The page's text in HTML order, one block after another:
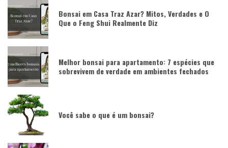
Bonsai em Casa Traz Azar? Mitos, Verdades e O
Que o Feng Shui Realmente Diz
Melhor bonsai para apartamento: 7 espécies que
sobrevivem de verdade em ambientes fechados
Você sabe o que é um bonsai?